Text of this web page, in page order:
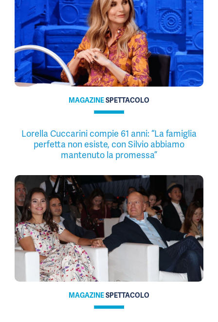
MAGAZINESPETTACOLO
Lorella Cuccarini compie 61 anni: “La famiglia
perfetta non esiste, con Silvio abbiamo
mantenuto la promessa”
MAGAZINESPETTACOLO